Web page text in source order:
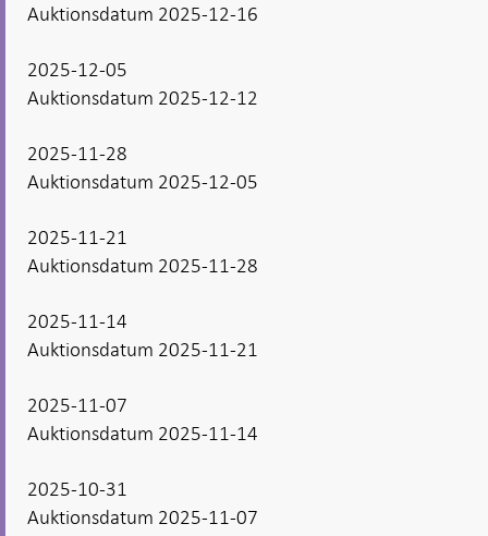
Auktionsdatum 2025-12-16
2025-12-05
Auktionsdatum 2025-12-12
2025-11-28
Auktionsdatum 2025-12-05
2025-11-21
Auktionsdatum 2025-11-28
2025-11-14
Auktionsdatum 2025-11-21
2025-11-07
Auktionsdatum 2025-11-14
2025-10-31
Auktionsdatum 2025-11-07